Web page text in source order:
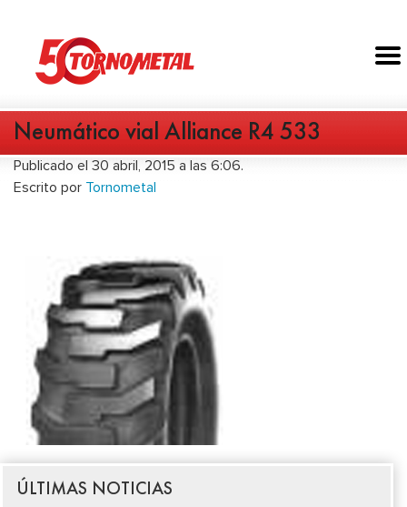
Neumático vial Alliance R4 533
Publicado el 30 abril, 2015 a las 6:06.
Escrito por Tornometal
ÚLTIMAS NOTICIAS